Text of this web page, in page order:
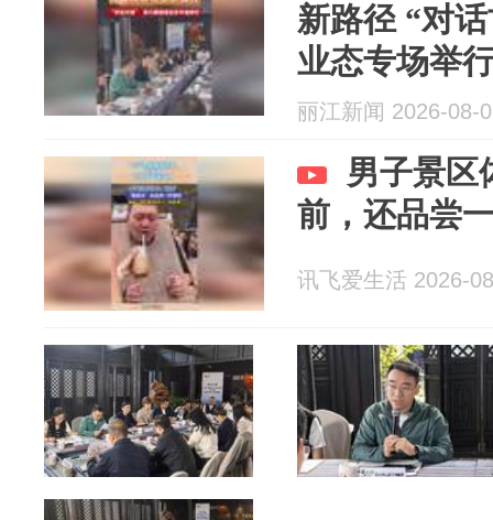
新路径 “对
业态专场举
丽江新闻 2026-08-
男子景区
前，还品尝
讯飞爱生活 2026-